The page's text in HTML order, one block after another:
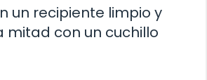
un recipiente limpio y
mitad con un cuchillo